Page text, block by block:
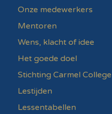
Onze medewerkers
Mentoren
Wens, klacht of idee
Het goede doel
Stichting Carmel College
Lestijden
Lessentabellen